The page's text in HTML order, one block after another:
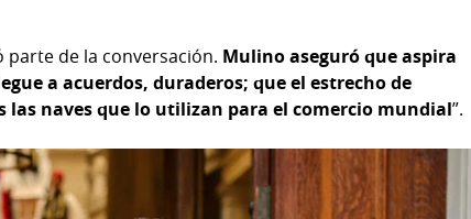
de la conversación. Mulino aseguró que aspira
a acuerdos, duraderos; que el estrecho de
naves que lo utilizan para el comercio mundial”.